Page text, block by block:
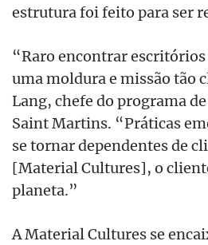
estrutura foi feito para ser
“Raro encontrar
uma moldura e missão tão
Lang, chefe do programa
Saint Martins. “Práticas
se tornar dependentes de
[Material Cultures], o
planeta.”
A Material Cultures se